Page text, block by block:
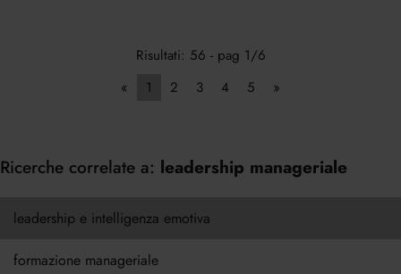
Risultati: 56 - pag 1/6
«
1 2 3 4 5 »
Ricerche correlate a: leadership manageriale
leadership e intelligenza emotiva
formazione manageriale